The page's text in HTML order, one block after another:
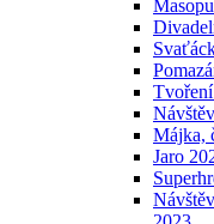
Májka,
Jaro